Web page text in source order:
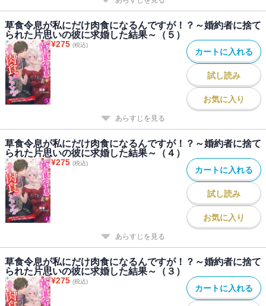
草食令息が私にだけ肉食になるんですが！？～婚約者に捨て
られた片思いの彼に求婚した結果～（５）
¥275 (税込)
カートに入れる
試し読み
お気に入り
あらすじを見る
草食令息が私にだけ肉食になるんですが！？～婚約者に捨て
られた片思いの彼に求婚した結果～（４）
¥275 (税込)
カートに入れる
試し読み
お気に入り
あらすじを見る
草食令息が私にだけ肉食になるんですが！？～婚約者に捨て
られた片思いの彼に求婚した結果～（３）
¥275 (税込)
カートに入れる